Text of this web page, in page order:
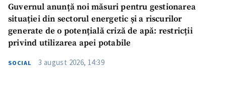
Guvernul anunță noi măsuri pentru gestionarea
situației din sectorul energetic și a riscurilor
generate de o potențială criză de apă: restricții
privind utilizarea apei potabile
SOCIAL 3 august 2026, 14:39